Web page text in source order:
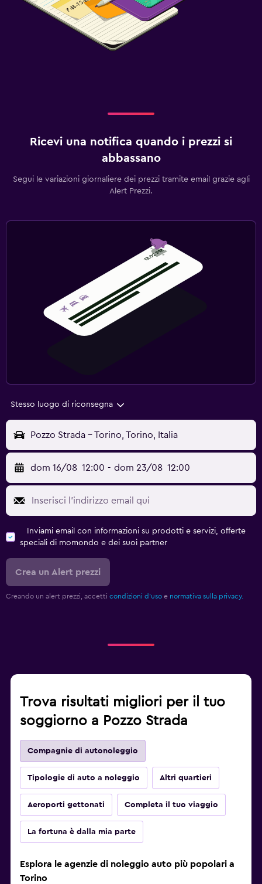
Ricevi una notifica quando i prezzi si
abbassano
Segui le variazioni giornaliere dei prezzi tramite email grazie agli
Alert Prezzi.
Stesso luogo di riconsegna
Pozzo Strada - Torino, Torino, Italia
dom 16/08 12:00 - dom 23/08 12:00
Inviami email con informazioni su prodotti e servizi, offerte
speciali di momondo e dei suoi partner
Crea un Alert prezzi
Creando un alert prezzi, accetti condizioni d'uso e normativa sulla privacy.
Trova risultati migliori per il tuo
soggiorno a Pozzo Strada
Compagnie di autonoleggio
Tipologie di auto a noleggio Altri quartieri
Aeroporti gettonati Completa il tuo viaggio
La fortuna è dalla mia parte
Esplora le agenzie di noleggio auto più popolari a
Torino